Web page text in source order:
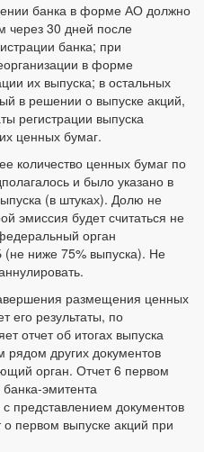
банка в форме АО должно
через 30 дней после
банка; при
в форме
их выпуска; в остальных
в решении о выпуске акций,
регистрации выпуска
ценных бумаг.
количество ценных бумаг по
и было указано в
(в штуках). Долю не
эмиссия будет считаться не
орган
(не ниже 75% выпуска). Не
размещения ценных
его результаты, по
отчет об итогах выпуска
других документов
орган. Отчет 6 первом
эмитента
представлением документов
первом выпуске акций при